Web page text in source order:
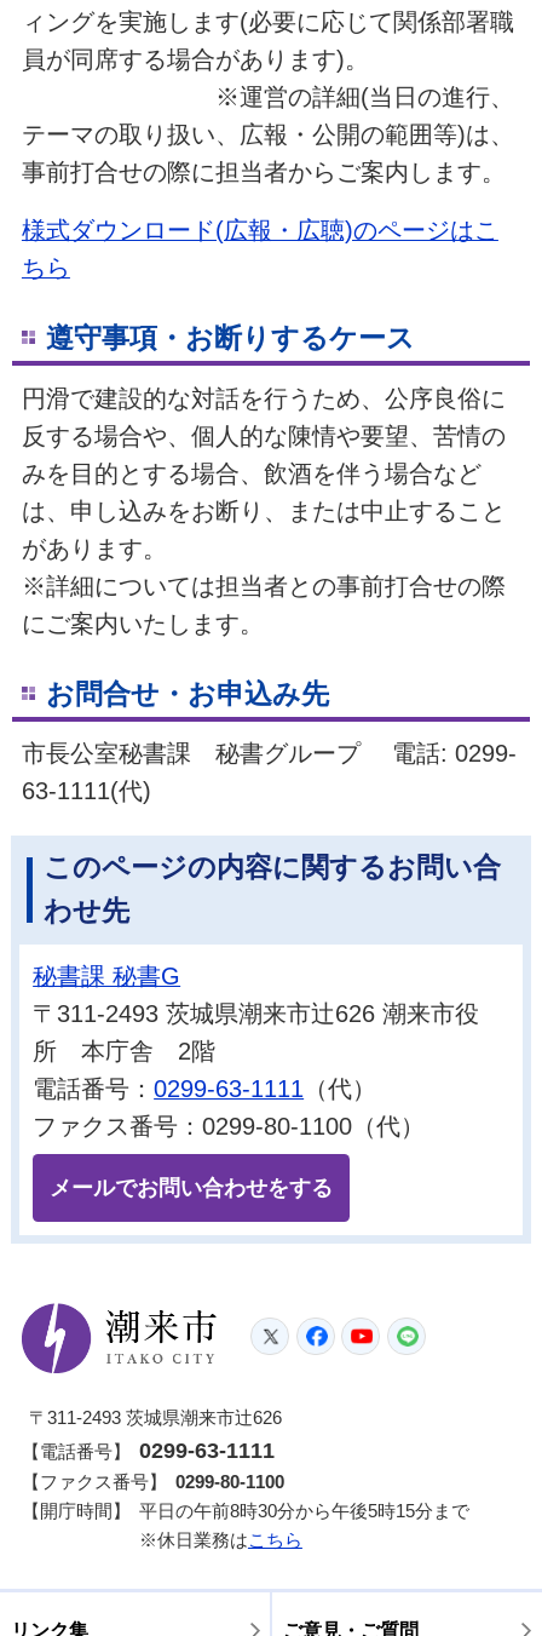
ィングを実施します(必要に応じて関係部署職
員が同席する場合があります)。
※運営の詳細(当日の進行、
テーマの取り扱い、広報・公開の範囲等)は、
事前打合せの際に担当者からご案内します。
様式ダウンロード(広報・広聴)のページはこ
ちら
遵守事項・お断りするケース
円滑で建設的な対話を行うため、公序良俗に
反する場合や、個人的な陳情や要望、苦情の
みを目的とする場合、飲酒を伴う場合など
は、申し込みをお断り、または中止すること
があります。
※詳細については担当者との事前打合せの際
にご案内いたします。
お問合せ・お申込み先
市長公室秘書課 秘書グループ 電話: 0299-
63-1111(代)
このページの内容に関するお問い合
わせ先
秘書課 秘書G
〒311-2493 茨城県潮来市辻626 潮来市役
所 本庁舎 2階
電話番号：0299-63-1111 （代）
ファクス番号：0299-80-1100（代）
メールでお問い合わせをする
潮来市
TwitterFacebook
YouTube
〒311-2493 茨城県潮来市辻626
【電話番号】
0299-63-1111
【ファクス番号】
0299-80-1100
【開庁時間】
平日の午前8時30分から午後5時15分まで
※休日業務はこちら
リンク集 ご意見・ご質問